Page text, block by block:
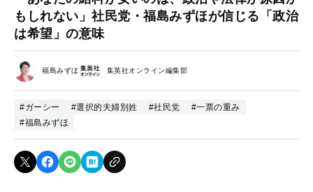
もしれない」社民党・福島みずほが信じる「政治
は希望」の意味
福島みずほ 集英社オンライン編集部
#ガーシー #選択的夫婦別姓 #社民党
#一票の重み
#福島みずほ